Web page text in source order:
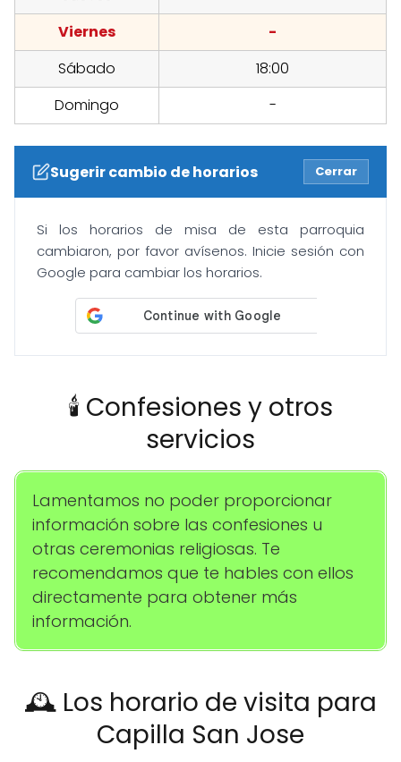
Viernes
-
Sábado
18:00
Domingo
-
Sugerir cambio de horarios Cerrar
Si los horarios de misa de esta parroquia
cambiaron, por favor avísenos. Inicie sesión con
Google para cambiar los horarios.
🕯️ Confesiones y otros
servicios
Lamentamos no poder proporcionar
información sobre las confesiones u
otras ceremonias religiosas. Te
recomendamos que te hables con ellos
directamente para obtener más
información.
🕰️ Los horario de visita para
Capilla San Jose